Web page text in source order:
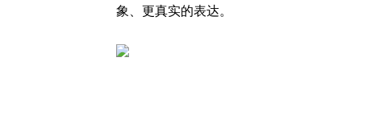
象、更真实的表达。